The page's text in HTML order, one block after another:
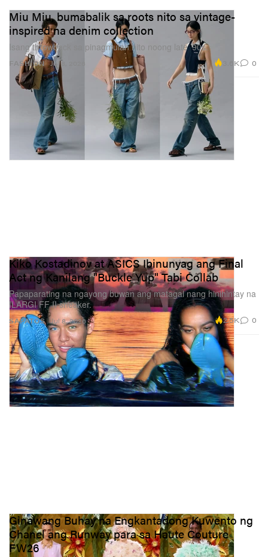
FASHION
Miu Miu, bumabalik sa roots nito sa vintage-
inspired na denim collection
Isang throwback sa pinagmulan nito noong late ’90s.
Jul 8, 2026 3.6K 0
SAPATOS
Kiko Kostadinov at ASICS Ibinunyag ang Final
Act ng Kanilang "Buckle Yup" Tabi Collab
Papaparating na ngayong buwan ang matagal nang hinihintay na
ILARGI FF II sneaker.
Jul 8, 2026 2.5K 0
Ginawang Buhay na Engkantadong Kuwento ng
Chanel ang Runway para sa Haute Couture
FW26